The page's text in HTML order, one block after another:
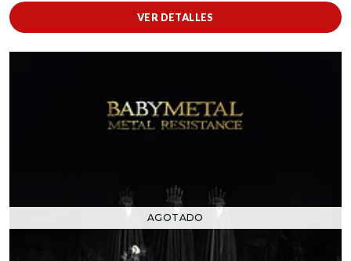
VER DETALLES
AGOTADO